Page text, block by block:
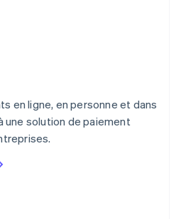
en ligne, en personne et dans
une solution de paiement